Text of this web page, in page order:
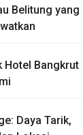
Belitung yang
Hotel Bangkrut
Daya Tarik,